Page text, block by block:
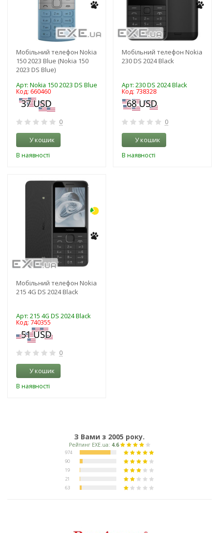
Мобільний телефон Nokia
150 2023 Blue (Nokia 150
2023 DS Blue)
Арт: Nokia 150 2023 DS Blue
Код: 660460
0
У кошик
В наявності
Мобільний телефон Nokia
230 DS 2024 Black
Арт: 230 DS 2024 Black
Код: 738328
0
У кошик
В наявності
-3%
Мобільний телефон Nokia
215 4G DS 2024 Black
Арт: 215 4G DS 2024 Black
Код: 740355
0
У кошик
В наявності
З Вами з 2005 року.